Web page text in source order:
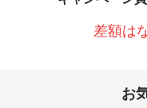
差額は
お